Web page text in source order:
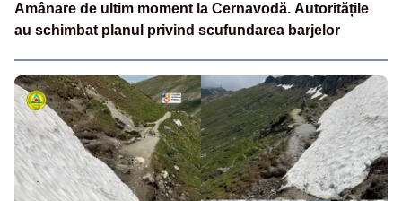
Amânare de ultim moment la Cernavodă. Autoritățile
au schimbat planul privind scufundarea barjelor